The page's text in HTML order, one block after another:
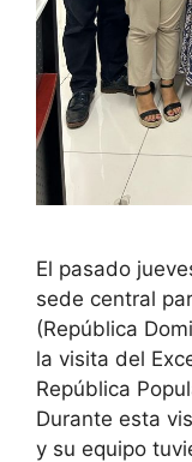
El pasado
sede central
(República
la visita del
República
Durante esta
y su equipo